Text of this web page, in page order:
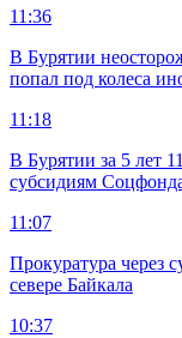
11:36
В Бурятии
попал под колеса
11:18
В Бурятии за 5 лет
субсидиям
11:07
Прокуратура через
севере Байкала
10:37